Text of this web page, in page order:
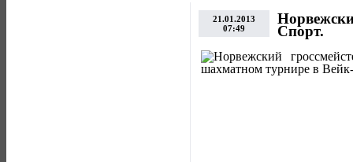
21.01.2013
07:49
Спорт.